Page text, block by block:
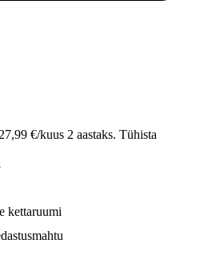
€/kuus 2 aastaks. Tühista
kettaruumi